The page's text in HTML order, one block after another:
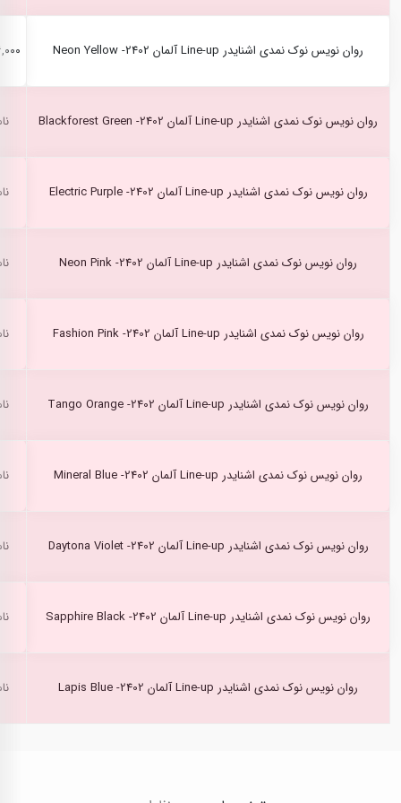
روان نویس نوک نمدی اشنایدر Line-up آلمان Neon Yellow -2402
روان نویس نوک نمدی اشنایدر Line-up آلمان Blackforest Green -2402
روان نویس نوک نمدی اشنایدر Line-up آلمان Electric Purple -2402
روان نویس نوک نمدی اشنایدر Line-up آلمان Neon Pink -2402
روان نویس نوک نمدی اشنایدر Line-up آلمان Fashion Pink -2402
روان نویس نوک نمدی اشنایدر Line-up آلمان Tango Orange -2402
روان نویس نوک نمدی اشنایدر Line-up آلمان Mineral Blue -2402
روان نویس نوک نمدی اشنایدر Line-up آلمان Daytona Violet -2402
روان نویس نوک نمدی اشنایدر Line-up آلمان Sapphire Black -2402
روان نویس نوک نمدی اشنایدر Line-up آلمان 2402- Lapis Blue